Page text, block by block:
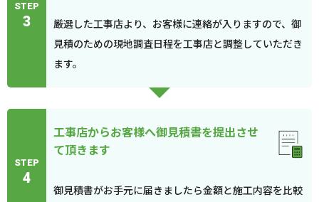
STEP
3
厳選した工事店より、お客様に連絡が入りますので、御
見積のための現地調査日程を工事店と調整していただき
ます。
STEP
4
工事店からお客様へ御見積書を提出させ
て頂きます
御見積書がお手元に届きましたら金額と施工内容を比較